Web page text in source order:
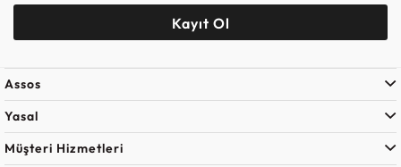
Kayıt Ol
Assos
Yasal
Müşteri Hizmetleri